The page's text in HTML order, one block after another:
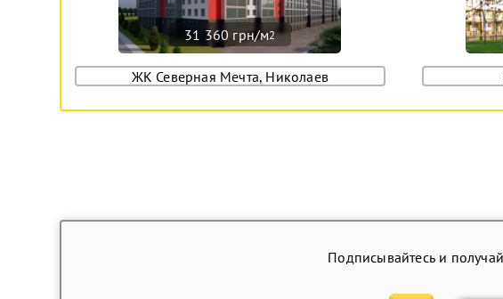
31 360 грн/м2
ЖК Северная Мечта, Николаев
Подписывайтесь и